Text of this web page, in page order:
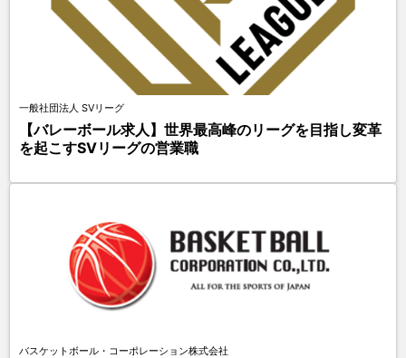
一般社団法人 SVリーグ
【バレーボール求人】世界最高峰のリーグを目指し変革
を起こすSVリーグの営業職
バスケットボール・コーポレーション株式会社